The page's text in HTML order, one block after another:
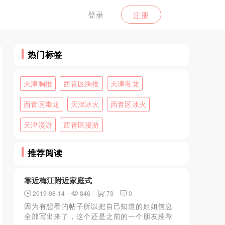
登录 注册
热门标签
天津胸推 西青区胸推 天津毒龙
西青区毒龙 天津冰火 西青区冰火
天津漫游 西青区漫游
推荐阅读
靠近梅江附近家庭式
2019-08-14 846 73 0
因为有想看的帖子所以把自己知道的姐姐信息
全部写出来了，这个还是之前的一个朋友推荐